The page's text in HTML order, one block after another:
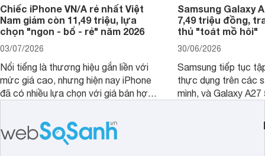
Chiếc iPhone VN/A rẻ nhất Việt
Nam giảm còn 11,49 triệu, lựa
chọn "ngon - bổ - rẻ" năm 2026
03/07/2026
Nổi tiếng là thương hiệu gắn liền với
mức giá cao, nhưng hiện nay iPhone
đã có nhiều lựa chọn với giá bán hợp
cận sản phẩm chính hãng.
Samsung Galaxy
7,49 triệu đồng,
thủ "toát mồ hôi"
30/06/2026
Samsung tiếp tục
thực dụng trên các
mình, và Galaxy
tới cho người dùng
lượng với nhiều